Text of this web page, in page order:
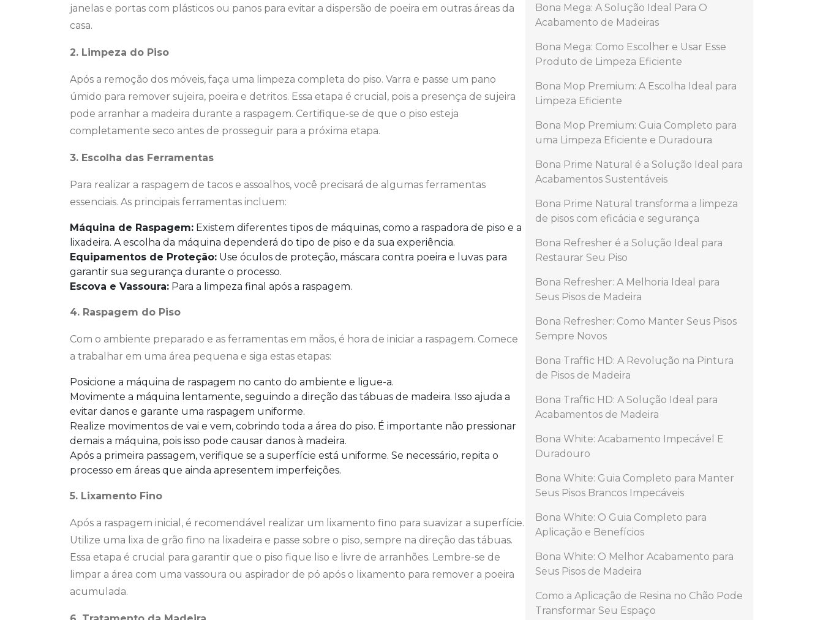
janelas e portas com plásticos ou panos para evitar a dispersão de poeira em outras áreas da
casa.
2. Limpeza do Piso
Após a remoção dos móveis, faça uma limpeza completa do piso. Varra e passe um pano
úmido para remover sujeira, poeira e detritos. Essa etapa é crucial, pois a presença de sujeira
pode arranhar a madeira durante a raspagem. Certifique-se de que o piso esteja
completamente seco antes de prosseguir para a próxima etapa.
3. Escolha das Ferramentas
Para realizar a raspagem de tacos e assoalhos, você precisará de algumas ferramentas
essenciais. As principais ferramentas incluem:
Máquina de Raspagem: Existem diferentes tipos de máquinas, como a raspadora de piso e a
lixadeira. A escolha da máquina dependerá do tipo de piso e da sua experiência.
Equipamentos de Proteção: Use óculos de proteção, máscara contra poeira e luvas para
garantir sua segurança durante o processo.
Escova e Vassoura: Para a limpeza final após a raspagem.
4. Raspagem do Piso
Com o ambiente preparado e as ferramentas em mãos, é hora de iniciar a raspagem. Comece
a trabalhar em uma área pequena e siga estas etapas:
Posicione a máquina de raspagem no canto do ambiente e ligue-a.
Movimente a máquina lentamente, seguindo a direção das tábuas de madeira. Isso ajuda a
evitar danos e garante uma raspagem uniforme.
Realize movimentos de vai e vem, cobrindo toda a área do piso. É importante não pressionar
demais a máquina, pois isso pode causar danos à madeira.
Após a primeira passagem, verifique se a superfície está uniforme. Se necessário, repita o
processo em áreas que ainda apresentem imperfeições.
5. Lixamento Fino
Após a raspagem inicial, é recomendável realizar um lixamento fino para suavizar a superfície.
Utilize uma lixa de grão fino na lixadeira e passe sobre o piso, sempre na direção das tábuas.
Essa etapa é crucial para garantir que o piso fique liso e livre de arranhões. Lembre-se de
limpar a área com uma vassoura ou aspirador de pó após o lixamento para remover a poeira
acumulada.
Bona Mega: A Solução Ideal Para O
Acabamento de Madeiras
Bona Mega: Como Escolher e Usar Esse
Produto de Limpeza Eficiente
Bona Mop Premium: A Escolha Ideal para
Limpeza Eficiente
Bona Mop Premium: Guia Completo para
uma Limpeza Eficiente e Duradoura
Bona Prime Natural é a Solução Ideal para
Acabamentos Sustentáveis
Bona Prime Natural transforma a limpeza
de pisos com eficácia e segurança
Bona Refresher é a Solução Ideal para
Restaurar Seu Piso
Bona Refresher: A Melhoria Ideal para
Seus Pisos de Madeira
Bona Refresher: Como Manter Seus Pisos
Sempre Novos
Bona Traffic HD: A Revolução na Pintura
de Pisos de Madeira
Bona Traffic HD: A Solução Ideal para
Acabamentos de Madeira
Bona White: Acabamento Impecável E
Duradouro
Bona White: Guia Completo para Manter
Seus Pisos Brancos Impecáveis
Bona White: O Guia Completo para
Aplicação e Benefícios
Bona White: O Melhor Acabamento para
Seus Pisos de Madeira
Como a Aplicação de Resina no Chão Pode
Transformar Seu Espaço